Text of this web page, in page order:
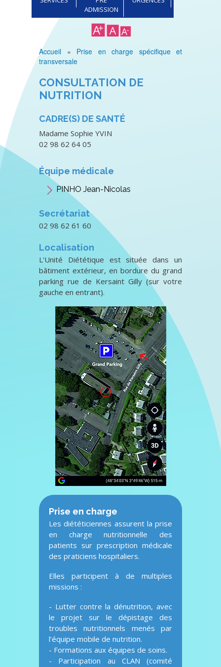
ADMISSION
Fil
Accueil
Prise en charge spécifique et
transversale
CONSULTATION DE
NUTRITION
CADRE(S) DE SANTÉ
Madame Sophie YVIN
02 98 62 64 05
Équipe médicale
PINHO Jean-Nicolas
Secrétariat
02 98 62 61 60
Localisation
L'Unité Diététique est située dans un
bâtiment extérieur, en bordure du grand
parking rue de Kersaint Gilly (sur votre
gauche en entrant).
Prise en charge
Les diététiciennes assurent la prise
en charge nutritionnelle des
patients sur prescription médicale
des praticiens hospitaliers.
Elles participent à de multiples
missions :
- Lutter contre la dénutrition, avec
le projet sur le dépistage des
troubles nutritionnels menés par
l’équipe mobile de nutrition.
- Formations aux équipes de soins.
- Participation au CLAN (comité